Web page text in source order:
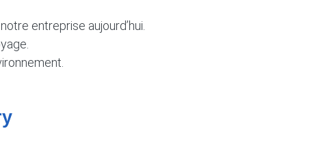
entreprise aujourd’hui.